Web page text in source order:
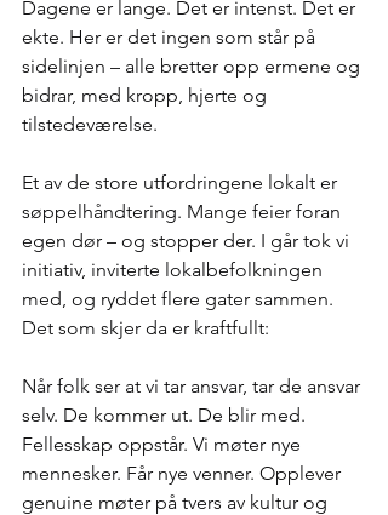
Dagene er lange. Det er intenst. Det er
ekte. Her er det ingen som står på
sidelinjen – alle bretter opp ermene og
bidrar, med kropp, hjerte og
tilstedeværelse.
Et av de store utfordringene lokalt er
søppelhåndtering. Mange feier foran
egen dør – og stopper der. I går tok vi
initiativ, inviterte lokalbefolkningen
med, og ryddet flere gater sammen.
Det som skjer da er kraftfullt:
Når folk ser at vi tar ansvar, tar de ansvar
selv. De kommer ut. De blir med.
Fellesskap oppstår. Vi møter nye
mennesker. Får nye venner. Opplever
genuine møter på tvers av kultur og